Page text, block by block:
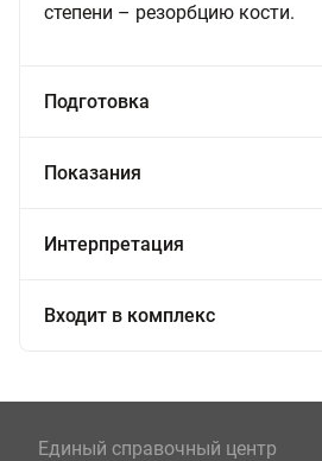
степени – резорбцию кости.
Подготовка
Показания
Интерпретация
Входит в комплекс
Единый справочный центр